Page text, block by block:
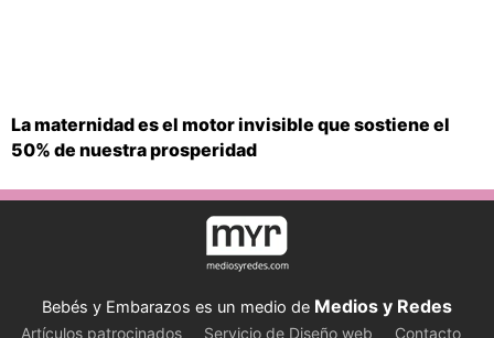
La maternidad es el motor invisible que sostiene el
50% de nuestra prosperidad
Bebés y Embarazos es un medio de Medios y Redes
Artículos patrocinados Servicio de Diseño web
Contacto